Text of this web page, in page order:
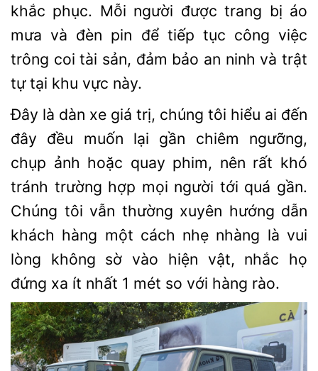
khắc phục. Mỗi người được trang bị áo
mưa và đèn pin để tiếp tục công việc
trông coi tài sản, đảm bảo an ninh và trật
tự tại khu vực này.
Đây là dàn xe giá trị, chúng tôi hiểu ai đến
đây đều muốn lại gần chiêm ngưỡng,
chụp ảnh hoặc quay phim, nên rất khó
tránh trường hợp mọi người tới quá gần.
Chúng tôi vẫn thường xuyên hướng dẫn
khách hàng một cách nhẹ nhàng là vui
lòng không sờ vào hiện vật, nhắc họ
đứng xa ít nhất 1 mét so với hàng rào.